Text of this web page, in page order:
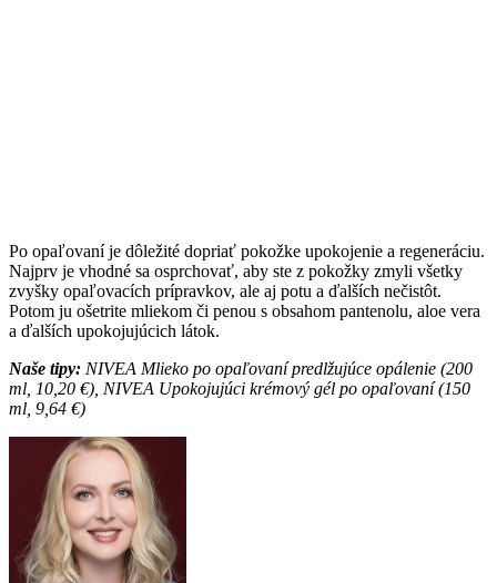
Po opaľovaní je dôležité dopriať pokožke upokojenie a regeneráciu.
Najprv je vhodné sa osprchovať, aby ste z pokožky zmyli všetky
zvyšky opaľovacích prípravkov, ale aj potu a ďalších nečistôt.
Potom ju ošetrite mliekom či penou s obsahom pantenolu, aloe vera
a ďalších upokojujúcich látok.
Naše tipy: NIVEA Mlieko po opaľovaní predlžujúce opálenie (200
ml, 10,20 €), NIVEA Upokojujúci krémový gél po opaľovaní (150
ml, 9,64 €)